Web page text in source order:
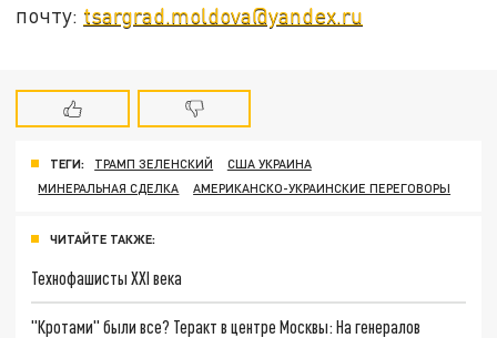
почту: tsargrad.moldova@yandex.ru
ТЕГИ: ТРАМП ЗЕЛЕНСКИЙ
США УКРАИНА
МИНЕРАЛЬНАЯ СДЕЛКА
АМЕРИКАНСКО-УКРАИНСКИЕ ПЕРЕГОВОРЫ
ЧИТАЙТЕ ТАКЖЕ:
Технофашисты XXI века
"Кротами" были все? Теракт в центре Москвы: На генералов